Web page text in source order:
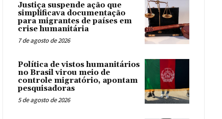
Justiça suspende ação que
simplificava documentação
para migrantes de países em
crise humanitária
7 de agosto de 2026
Política de vistos humanitários
no Brasil virou meio de
controle migratório, apontam
pesquisadoras
5 de agosto de 2026